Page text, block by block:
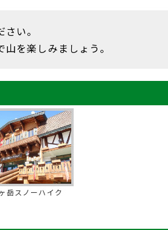
い。
を楽しみましょう。
岳スノーハイク